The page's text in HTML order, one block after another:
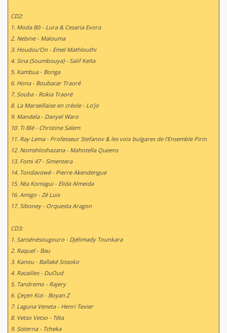
CD2:
1. Moda Bô - Lura & Cesaria Evora
2. Nebine - Malouma
3. Houdou’On - Emel Mathlouthi
4. Sina (Soumbouya) - Salif Keïta
5. Kambua - Bonga
6. Hona - Boubacar Traoré
7. Souba - Rokia Traoré
8. La Marseillaise en créole - Lo’jo
9. Mandela - Danyel Waro
10. Ti Blé - Christine Salem
11. Ray Lema - Professeur Stefanov & les voix bulgares de l’Ensemble Pirin
12. Nomshloshazana - Mahotella Queens
13. Fomi 47 - Simentera
14. Tondavowé - Pierre Akendengue
15. Nta Konsigui - Elida Almeida
16. Amigo - Zé Luis
17. Siboney - Orquesta Aragon
CD3:
1. Sansénésougouro - Djélimady Tounkara
2. Raquel - Bau
3. Kanou - Ballaké Sissoko
4. Racailles - DuOud
5. Tandremo - Rajery
6. Çeçen Kizi - Boyan Z
7. Laguna Veneta - Henri Texier
8. Vetso Vetso - Téta
9. Sisterna - Tcheka